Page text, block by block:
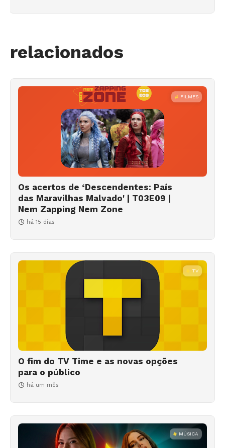
relacionados
FILMES
Os acertos de ‘Descendentes: País
das Maravilhas Malvado' | T03E09 |
Nem Zapping Nem Zone
há 15 dias
TV
O fim do TV Time e as novas opções
para o público
há um mês
MÚSICA